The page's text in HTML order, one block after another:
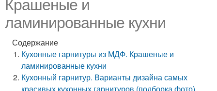
Крашеные и
ламинированные кухни
Содержание
Кухонные гарнитуры из МДФ. Крашеные и
ламинированные кухни
Кухонный гарнитур. Варианты дизайна самых